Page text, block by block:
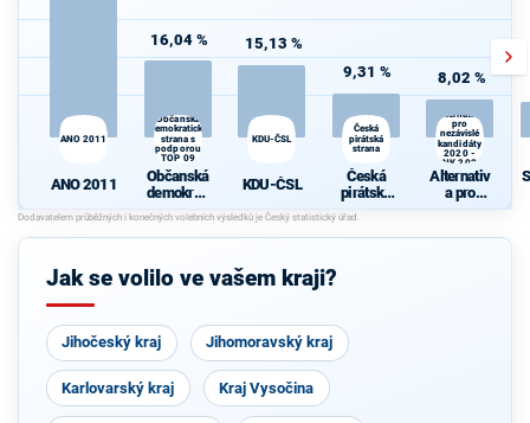
ANO 2011
ANO 2011
16,04 %
Občanská
demokratická
strana s
podporou
TOP 09
Občanská
demokrati
cká strana
s podporou
TOP 09
15,13 %
KDU-ČSL
KDU-ČSL
9,31 %
Česká
pirátská
strana
Česká
pirátská
strana
8,02 %
Alternativa
pro
nezávislé
kandidáty
2020 -
ANK 2020
Alternativ
a pro
nezávislé
2020 -
Jak se volilo ve vašem kraji?
Jihočeský kraj Jihomoravský kraj
Karlovarský kraj Kraj Vysočina